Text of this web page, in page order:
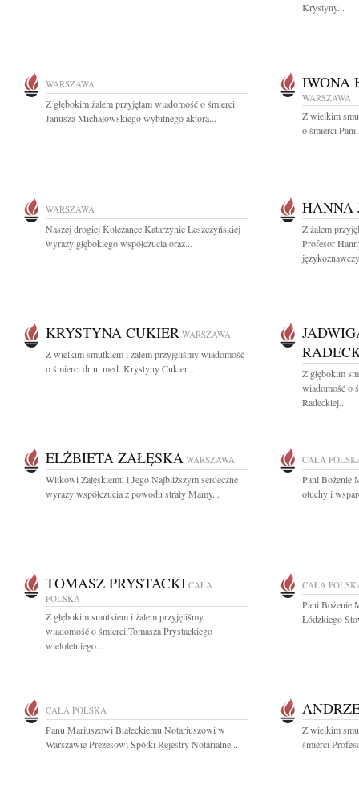
Krystyny...
WARSZAWA
Z głębokim żalem przyjęłam wiadomość o śmierci
Janusza Michałowskiego wybitnego aktora...
IWONA
WARSZAWA
Z wielkim
o śmierci
WARSZAWA
Naszej drogiej Koleżance Katarzynie Leszczyńskiej
wyrazy głębokiego współczucia oraz...
HANNA
Z żalem
Profesor
KRYSTYNA CUKIER WARSZAWA
Z wielkim smutkiem i żalem przyjęliśmy wiadomość
o śmierci dr n. med. Krystyny Cukier...
Z głębokim
wiadomość o
Radeckiej...
ELŻBIETA ZAŁĘSKA WARSZAWA
Witkowi Załęskiemu i Jego Najbliższym serdeczne
wyrazy współczucia z powodu straty Mamy...
CAŁA
Pani Bożenie
otuchy i
TOMASZ PRYSTACKI CAŁA
POLSKA
Z głębokim smutkiem i żalem przyjęliśmy
wiadomość o śmierci Tomasza Prystackiego
wieloletniego...
CAŁA
Pani Bożenie
Łódzkiego
CAŁA POLSKA
Panu Mariuszowi Białeckiemu Notariuszowi w
Warszawie Prezesowi Spółki Rejestry Notarialne...
Z wielkim
śmierci